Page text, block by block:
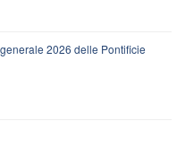
2026 delle Pontificie